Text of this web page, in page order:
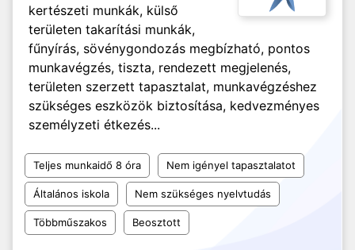
kertészeti munkák, külső
területen takarítási munkák,
fűnyírás, sövénygondozás megbízható, pontos
munkavégzés, tiszta, rendezett megjelenés,
területen szerzett tapasztalat, munkavégzéshez
szükséges eszközök biztosítása, kedvezményes
személyzeti étkezés...
Teljes munkaidő 8 óra Nem igényel tapasztalatot
Általános iskola Nem szükséges nyelvtudás
Többműszakos Beosztott